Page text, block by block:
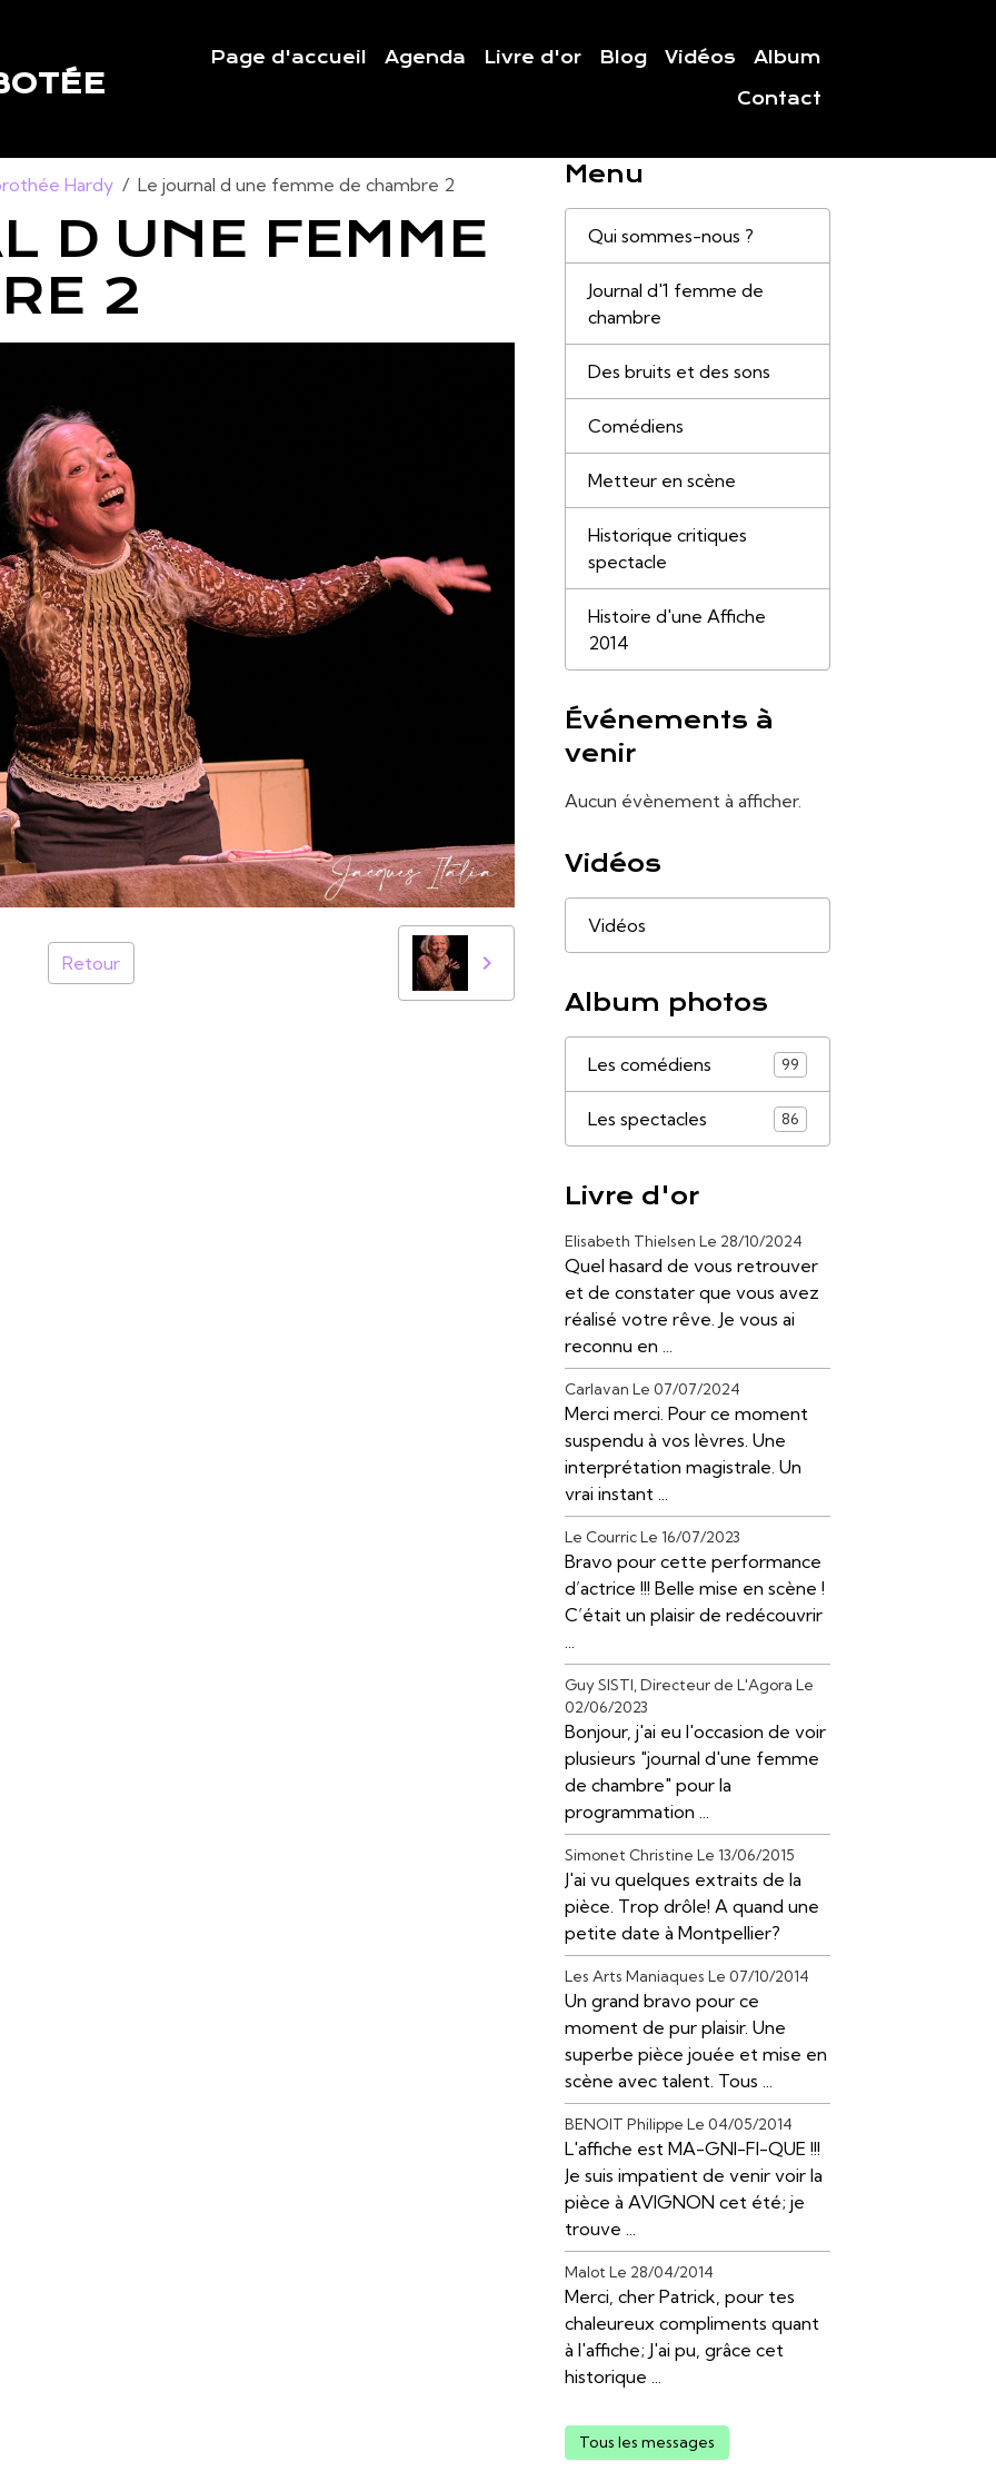
Page d'accueil Agenda Livre d'or Blog Vidéos Album
Contact
Hardy Le journal d une femme de chambre 2
D UNE FEMME
2
Retour
Menu
Qui sommes-nous ?
Journal d'1 femme de
chambre
Des bruits et des sons
Comédiens
Metteur en scène
Historique critiques
spectacle
Histoire d'une Affiche
2014
Événements à
venir
Aucun évènement à afficher.
Vidéos
Vidéos
Album photos
Les comédiens 99
Les spectacles 86
Livre d'or
Elisabeth Thielsen Le 28/10/2024
Quel hasard de vous retrouver
et de constater que vous avez
réalisé votre rêve. Je vous ai
reconnu en ...
Carlavan Le 07/07/2024
Merci merci. Pour ce moment
suspendu à vos lèvres. Une
interprétation magistrale. Un
vrai instant ...
Le Courric Le 16/07/2023
Bravo pour cette performance
d’actrice !!! Belle mise en scène !
C’était un plaisir de redécouvrir
...
Guy SISTI, Directeur de L'Agora Le
02/06/2023
Bonjour, j'ai eu l'occasion de voir
plusieurs "journal d'une femme
de chambre" pour la
programmation ...
Simonet Christine Le 13/06/2015
J'ai vu quelques extraits de la
pièce. Trop drôle! A quand une
petite date à Montpellier?
Les Arts Maniaques Le 07/10/2014
Un grand bravo pour ce
moment de pur plaisir. Une
superbe pièce jouée et mise en
scène avec talent. Tous ...
BENOIT Philippe Le 04/05/2014
L'affiche est MA-GNI-FI-QUE !!!
Je suis impatient de venir voir la
pièce à AVIGNON cet été; je
trouve ...
Malot Le 28/04/2014
Merci, cher Patrick, pour tes
chaleureux compliments quant
à l'affiche; J'ai pu, grâce cet
historique ...
Tous les messages